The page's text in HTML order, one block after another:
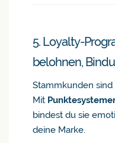
5. Loyalty-
belohnen,
Stammkunden
Mit
bindest du sie
deine Marke.